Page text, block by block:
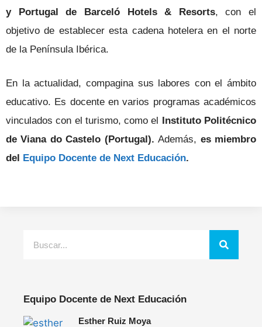
y Portugal de Barceló Hotels & Resorts, con el
objetivo de establecer esta cadena hotelera en el norte
de la Península Ibérica.
En la actualidad, compagina sus labores con el ámbito
educativo. Es docente en varios programas académicos
vinculados con el turismo, como el Instituto Politécnico
de Viana do Castelo (Portugal).Además, es miembro
del Equipo Docente de Next Educación.
Equipo Docente de Next Educación
Esther Ruiz Moya